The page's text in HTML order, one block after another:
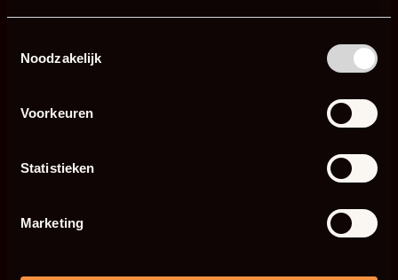
Noodzakelijk
Voorkeuren
Statistieken
Marketing